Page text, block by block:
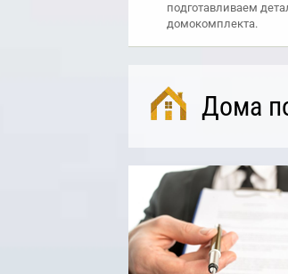
подготавливаем
домокомплекта.
Дома